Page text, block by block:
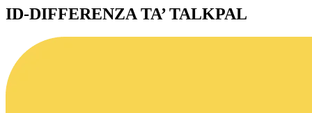
ID-DIFFERENZA TA’ TALKPAL